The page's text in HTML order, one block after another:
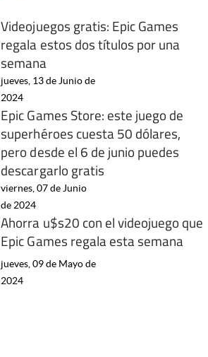
Videojuegos gratis: Epic Games
regala estos dos títulos por una
semana
jueves, 13 de Junio de
2024
Epic Games Store: este juego de
superhéroes cuesta 50 dólares,
pero desde el 6 de junio puedes
descargarlo gratis
viernes, 07 de Junio
de 2024
Ahorra u$s20 con el videojuego que
Epic Games regala esta semana
jueves, 09 de Mayo de
2024